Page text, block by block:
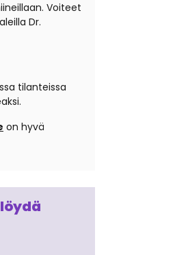
Voiteet
Dr.
tilanteissa
on hyvä